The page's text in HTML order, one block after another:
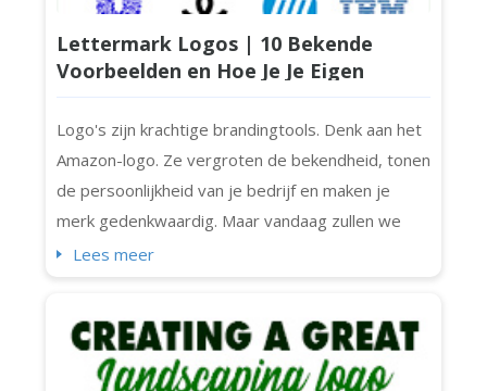
Lettermark Logos | 10 Bekende
Voorbeelden en Hoe Je Je Eigen
Ontwerpt Voor Jouw Bedrijf
Logo's zijn krachtige brandingtools. Denk aan het
Amazon-logo. Ze vergroten de bekendheid, tonen
de persoonlijkheid van je bedrijf en maken je
merk gedenkwaardig. Maar vandaag zullen we
ons richten op de tijdloze, schone en beknopte
Chanel, IBM en NASA). Laten we beginnen. Wat Is
een Lettermark Logo? Laten we eerst de basis
Lees meer